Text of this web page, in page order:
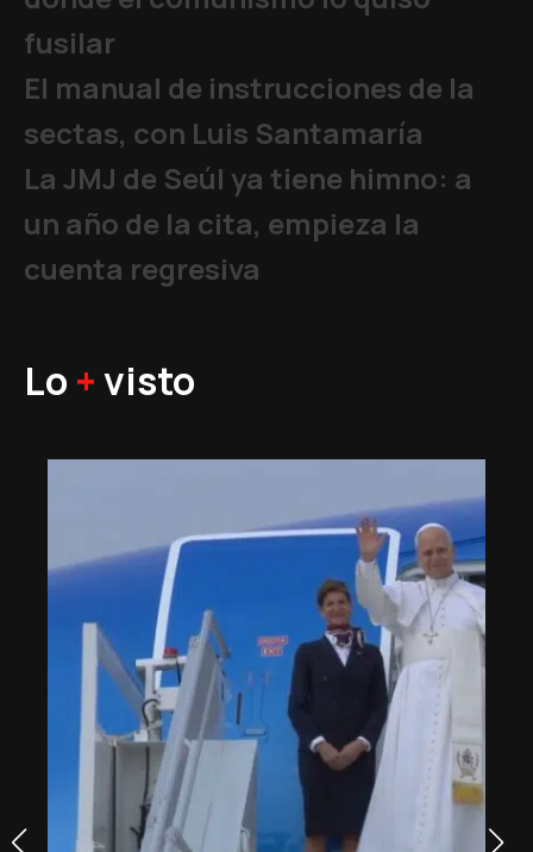
fusilar
El manual de instrucciones de la
sectas, con Luis Santamaría
La JMJ de Seúl ya tiene himno: a
un año de la cita, empieza la
cuenta regresiva
Lo +visto